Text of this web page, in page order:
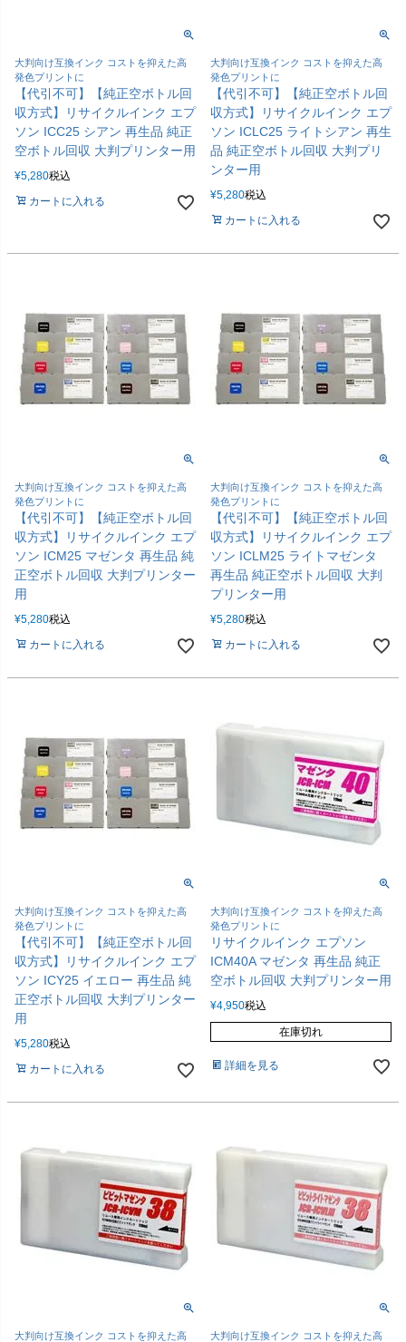
大判向け互換インク コストを抑えた高
発色プリントに
【代引不可】【純正空ボトル回
収方式】リサイクルインク エプ
ソン ICC25 シアン 再生品 純正
空ボトル回収 大判プリンター用
¥5,280税込
カートに入れる
大判向け互換インク コストを抑えた高
発色プリントに
【代引不可】【純正空ボトル回
収方式】リサイクルインク エプ
ソン ICLC25 ライトシアン 再生
品 純正空ボトル回収 大判プリ
ンター用
¥5,280税込
カートに入れる
大判向け互換インク コストを抑えた高
発色プリントに
【代引不可】【純正空ボトル回
収方式】リサイクルインク エプ
ソン ICM25 マゼンタ 再生品 純
正空ボトル回収 大判プリンター
用
¥5,280税込
カートに入れる
大判向け互換インク コストを抑えた高
発色プリントに
【代引不可】【純正空ボトル回
収方式】リサイクルインク エプ
ソン ICLM25 ライトマゼンタ
再生品 純正空ボトル回収 大判
プリンター用
¥5,280税込
カートに入れる
大判向け互換インク コストを抑えた高
発色プリントに
【代引不可】【純正空ボトル回
収方式】リサイクルインク エプ
ソン ICY25 イエロー 再生品 純
正空ボトル回収 大判プリンター
用
¥5,280税込
カートに入れる
大判向け互換インク コストを抑えた高
発色プリントに
リサイクルインク エプソン
ICM40A マゼンタ 再生品 純正
空ボトル回収 大判プリンター用
¥4,950税込
在庫切れ
詳細を見る
大判向け互換インク コストを抑えた高
大判向け互換インク コストを抑えた高